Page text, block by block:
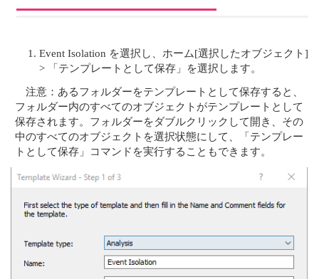
Event Isolation を選択し、ホーム[選択したオブジェクト]
> 「テンプレートとして保存」を選択します。
注意：あるフォルダーをテンプレートとして保存すると、
フォルダー内のすべてのオブジェクトがテンプレートとして
保存されます。フォルダーをダブルクリックして開き、その
中のすべてのオブジェクトを選択状態にして、「テンプレー
トとして保存」コマンドを実行することもできます。